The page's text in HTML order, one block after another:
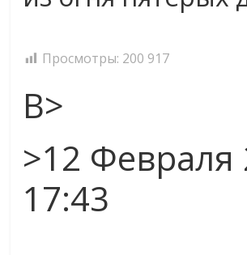
со
всего
мира
каждый
день!
Просмотры: 200 917
В>
>12 Февраля
17:43